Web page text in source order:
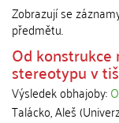
Zobrazují se
předmětu.
Od
stereotypu v
Výsledek obhajoby:
Talácko, Aleš(